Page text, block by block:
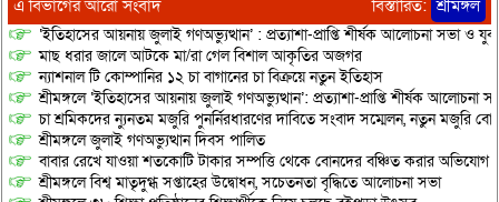
এ বিভাগের আরো সংবাদ বিস্তারিত: শ্রীমঙ্গল
‘ইতিহাসের আয়নায় জুলাই গণঅভ্যুত্থান’ : প্রত্যাশা-প্রাপ্তি শীর্ষক আলোচনা সভা ও
মাছ ধরার জালে আটকে মা/রা গেল বিশাল আকৃতির অজগর
ন্যাশনাল টি কোম্পানির ১২ চা বাগানের চা বিক্রয়ে নতুন ইতিহাস
শ্রীমঙ্গলে ‘ইতিহাসের আয়নায় জুলাই গণঅভ্যুত্থান’: প্রত্যাশা-প্রাপ্তি শীর্ষক আলোচনা
চা শ্রমিকদের ন্যুনতম মজুরি পুনর্নিরধারণের দাবিতে সংবাদ সম্মেলন, নতুন মজুরি
শ্রীমঙ্গলে জুলাই গণঅভ্যুত্থান দিবস পালিত
বাবার রেখে যাওয়া শতকোটি টাকার সম্পত্তি থেকে বোনদের বঞ্চিত করার অভিযোগ
শ্রীমঙ্গলে বিশ্ব মাতৃদুগ্ধ সপ্তাহের উদ্বোধন, সচেতনতা বৃদ্ধিতে আলোচনা সভা